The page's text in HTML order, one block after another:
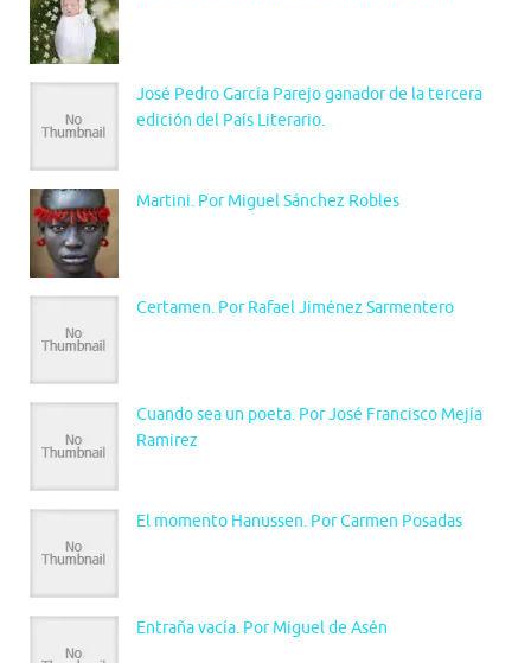
José Pedro García Parejo ganador de la tercera
edición del País Literario.
Martini. Por Miguel Sánchez Robles
Certamen. Por Rafael Jiménez Sarmentero
Cuando sea un poeta. Por José Francisco Mejía
Ramirez
El momento Hanussen. Por Carmen Posadas
Entraña vacía. Por Miguel de Asén